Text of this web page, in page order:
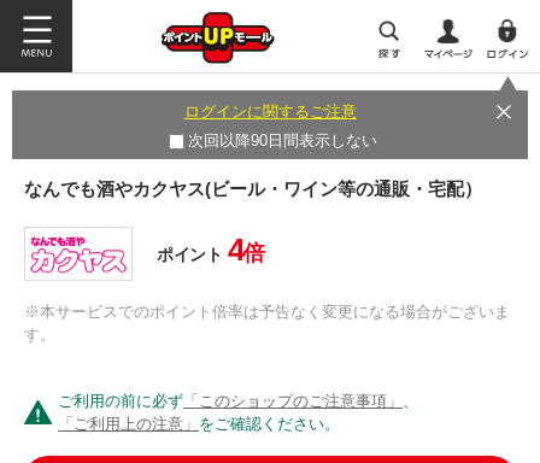
ログインに関するご注意
次回以降90日間表示しない
なんでも酒やカクヤス(ビール・ワイン等の通販・宅配）
ポイント 4倍
※本サービスでのポイント倍率は予告なく変更になる場合がございま
す。
ご利用の前に必ず 「このショップのご注意事項」 、
「ご利用上の注意」 をご確認ください。